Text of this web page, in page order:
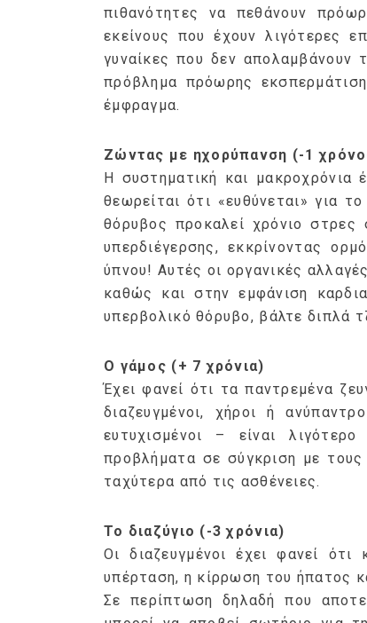
πιθανότητες να πεθάνουν
εκείνους που έχουν λιγότερες
γυναίκες που δεν απολαμβάνουν
πρόβλημα πρόωρης
έμφραγμα.
Ζώντας με ηχορύπανση (-1
Η συστηματική και μακροχρόνια
θεωρείται ότι «ευθύνεται» για
θόρυβος προκαλεί χρόνιο
υπερδιέγερσης, εκκρίνοντας
ύπνου! Αυτές οι οργανικές
καθώς και στην εμφάνιση
υπερβολικό θόρυβο, βάλτε διπλά
Ο γάμος (+ 7 χρόνια)
Έχει φανεί ότι τα παντρεμένα
διαζευγμένοι, χήροι ή
ευτυχισμένοι – είναι
προβλήματα σε σύγκριση με
ταχύτερα από τις ασθένειες.
Το διαζύγιο (-3 χρόνια)
Οι διαζευγμένοι έχει φανεί
υπέρταση, η κίρρωση του ήπατος
Σε περίπτωση δηλαδή που